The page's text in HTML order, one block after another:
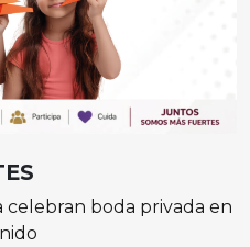
celebran boda privada en